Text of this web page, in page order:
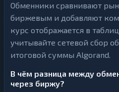
Обменники сравнивают
биржевым и добавляют
курс отображается в
учитывайте сетевой сбор
итоговой суммы Algorand.
В чём разница между
через биржу?